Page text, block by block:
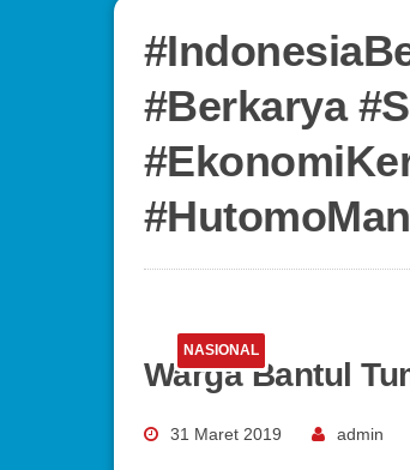
#Berkarya
NASIONAL
Warga Bantul
31 Maret 2019 admin